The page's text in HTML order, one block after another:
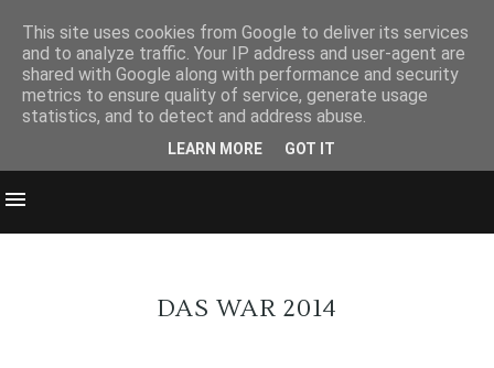
DAS WAR 2014
This site uses cookies from Google to deliver its services
and to analyze traffic. Your IP address and user-agent are
shared with Google along with performance and security
metrics to ensure quality of service, generate usage
statistics, and to detect and address abuse.
LEARN MORE GOT IT